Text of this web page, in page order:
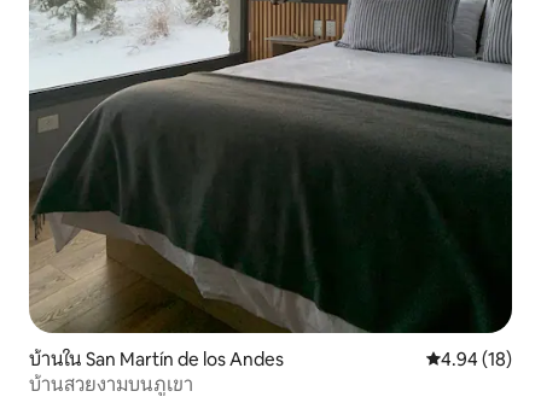
บ้านใน San Martín de los Andes คะแนนเฉลี่ย
4.94 (18)
บ้านสวยงามบนภูเขา